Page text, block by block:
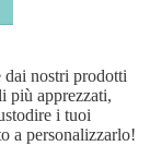
dai nostri prodotti
più apprezzati,
i tuoi
a personalizzarlo!